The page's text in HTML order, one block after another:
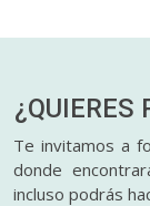
¿QUIERES
Te invitamos a
donde
incluso podrás